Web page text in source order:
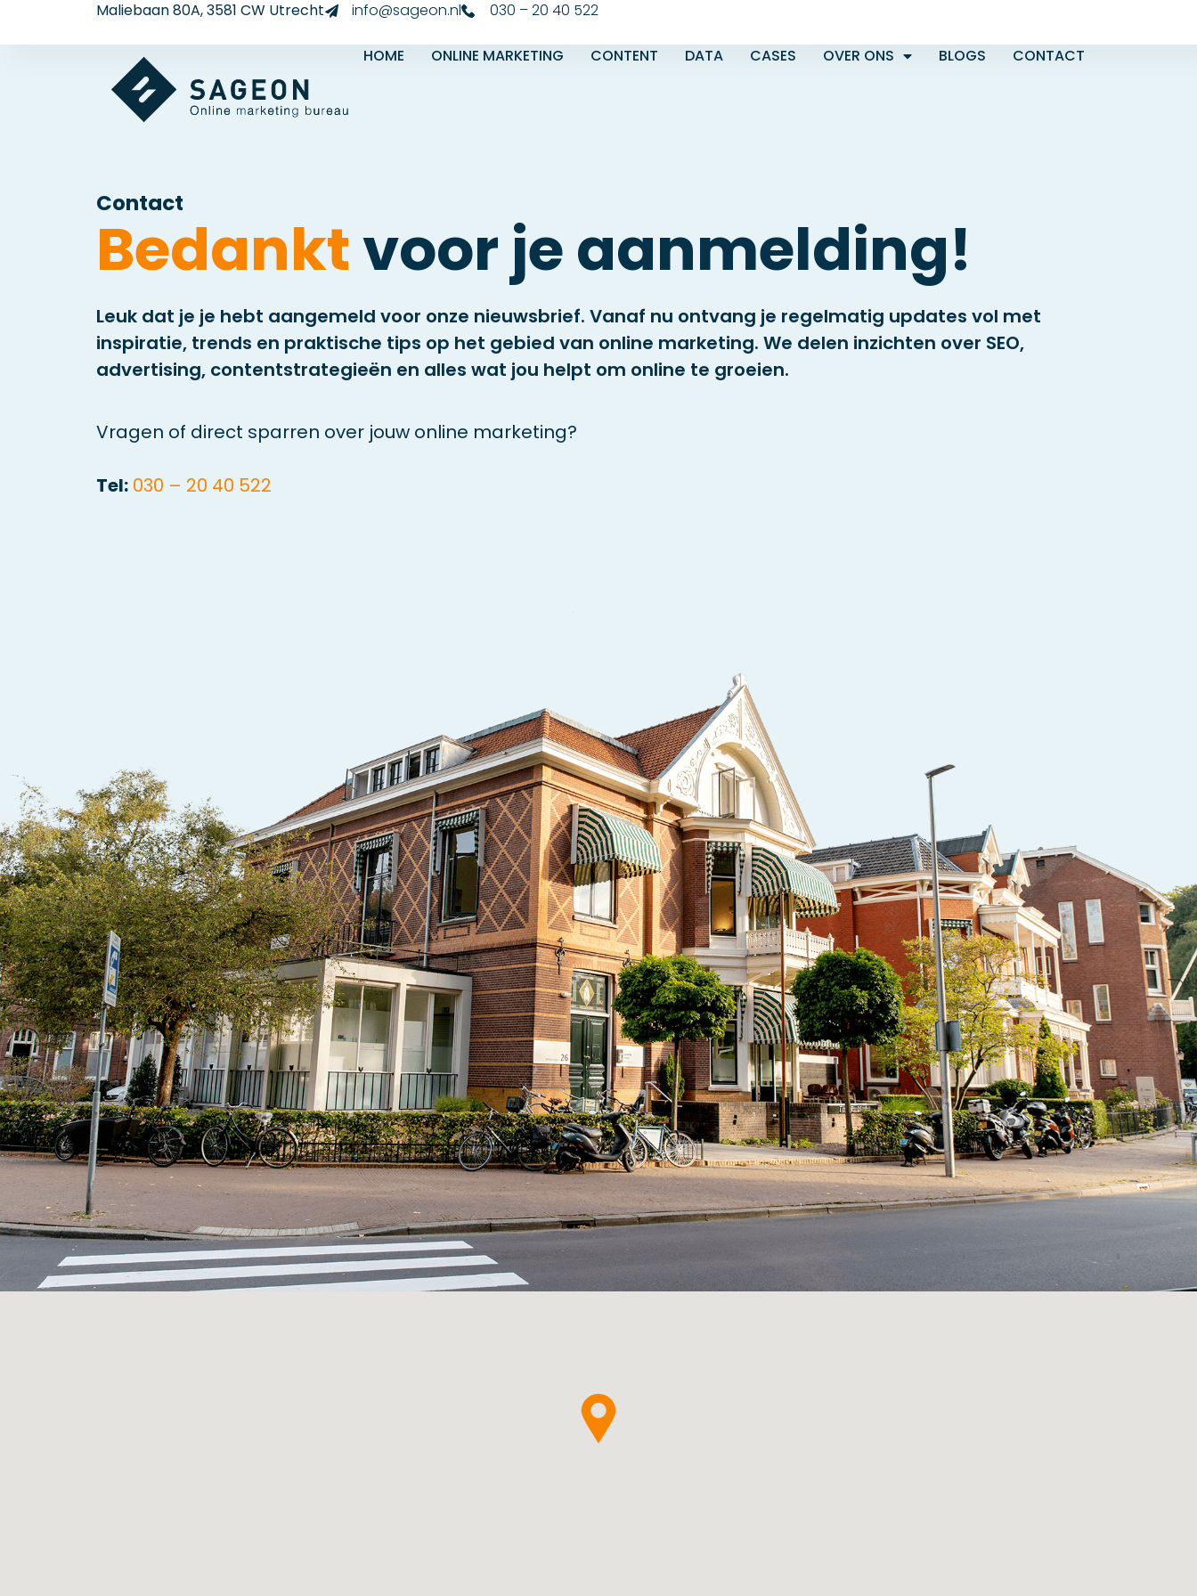
Maliebaan 80A, 3581 CW Utrecht info@sageon.nl 030 – 20 40 522
HOME ONLINE MARKETING CONTENT DATA CASES OVER ONS BLOGS CONTACT
Contact
Bedanktvoor je aanmelding!
Leuk dat je je hebt aangemeld voor onze nieuwsbrief. Vanaf nu ontvang je regelmatig updates vol met
inspiratie, trends en praktische tips op het gebied van online marketing. We delen inzichten over SEO,
advertising, contentstrategieën en alles wat jou helpt om online te groeien.
Vragen of direct sparren over jouw online marketing?
Tel: 030 – 20 40 522